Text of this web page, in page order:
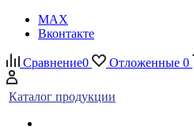
MAX
Вконтакте
Сравнение0 Отложенные 0
Каталог продукции